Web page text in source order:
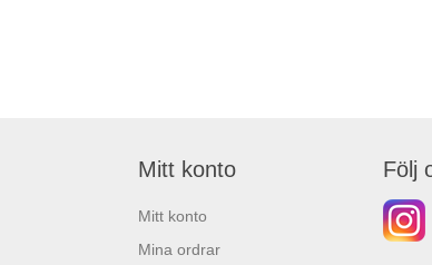
Mitt konto
Mitt konto
Mina ordrar
Följ